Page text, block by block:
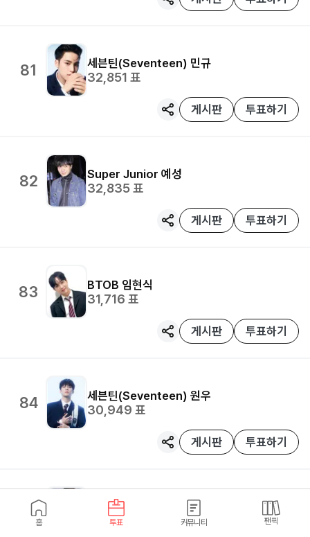
81 세븐틴(Seventeen) 민규
32,851 표
게시판 투표하기
82 Super Junior 예성
32,835표
게시판 투표하기
83 BTOB 임현식
31,716 표
게시판 투표하기
84 세븐틴(Seventeen) 원우
30,949 표
게시판 투표하기
85 ATEEZ
26,751
홈 투표 커뮤니티 팬픽